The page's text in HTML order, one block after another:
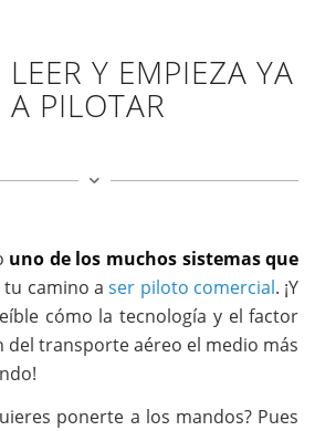
LEER Y EMPIEZA YA
A PILOTAR
uno de los muchos sistemas que
camino aser piloto comercial. ¡Y
cómo la tecnología y el factor
del transporte aéreo el medio más
ponerte a los mandos? Pues